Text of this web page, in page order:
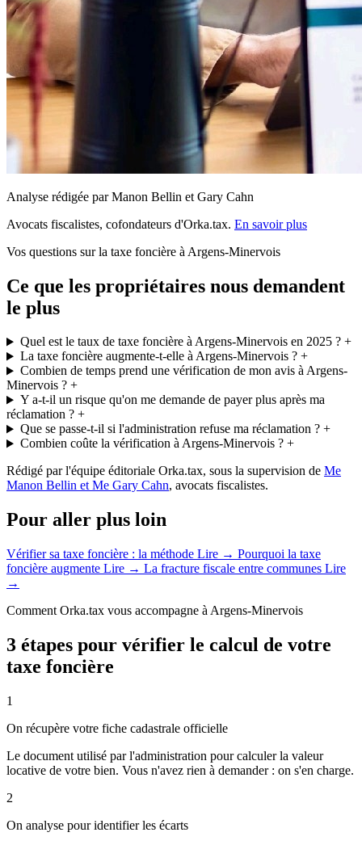
Analyse rédigée par Manon Bellin et Gary Cahn
Avocats fiscalistes, cofondateurs d'Orka.tax. En savoir plus
Vos questions sur la taxe foncière à Argens-Minervois
Ce que les propriétaires nous demandent
le plus
Quel est le taux de taxe foncière à Argens-Minervois en 2025 ?+
La taxe foncière augmente-t-elle à Argens-Minervois ?+
Combien de temps prend une vérification de mon avis à Argens-
Minervois ? +
Y a-t-il un risque qu'on me demande de payer plus après ma
réclamation ? +
Que se passe-t-il si l'administration refuse ma réclamation ?+
Combien coûte la vérification à Argens-Minervois ?+
Rédigé par l'équipe éditoriale Orka.tax, sous la supervision de Me
Manon Bellin et Me Gary Cahn, avocats fiscalistes.
Pour aller plus loin
Vérifier sa taxe foncière : la méthode Lire → Pourquoi la taxe
foncière augmente Lire → La fracture fiscale entre communes Lire
→
Comment Orka.tax vous accompagne à Argens-Minervois
3 étapes pour vérifier le calcul de votre
taxe foncière
1
On récupère votre fiche cadastrale officielle
Le document utilisé par l'administration pour calculer la valeur
locative de votre bien. Vous n'avez rien à demander : on s'en charge.
2
On analyse pour identifier les écarts